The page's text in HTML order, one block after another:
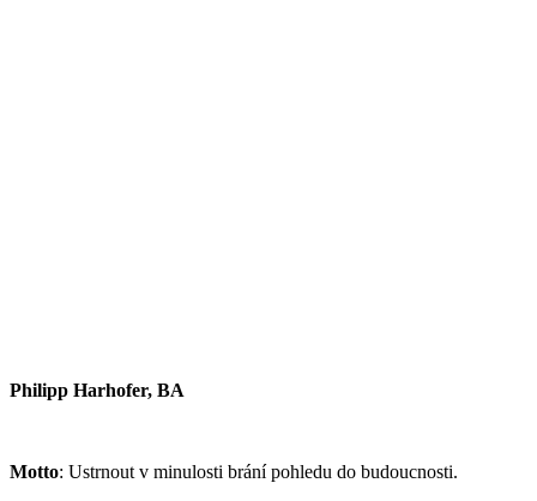
Philipp Harhofer, BA
Motto: Ustrnout v minulosti brání pohledu do budoucnosti.